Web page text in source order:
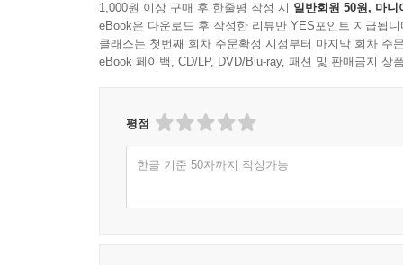
1,000원 이상 구매 후 한줄평 작성 시 일반회원 50원, 마니
eBook은 다운로드 후 작성한 리뷰만 YES포인트 지급됩니
클래스는 첫번째 회차 주문확정 시점부터 마지막 회차 주
eBook 페이백, CD/LP, DVD/Blu-ray, 패션 및 판매금지 상
평점
한글 기준 50자까지 작성가능